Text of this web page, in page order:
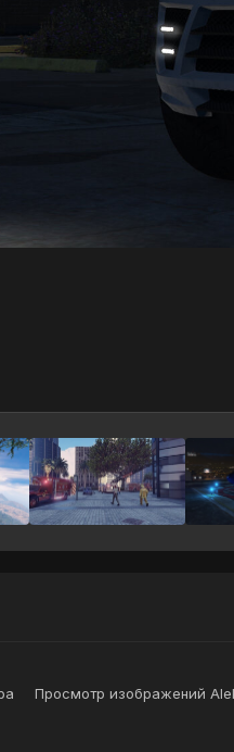
Просмотр изображений